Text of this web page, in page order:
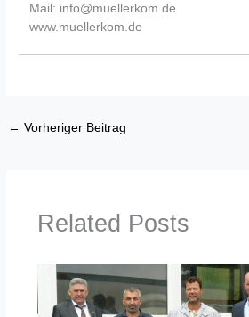
Mail: info@muellerkom.de
www.muellerkom.de
← Vorheriger Beitrag
Related Posts